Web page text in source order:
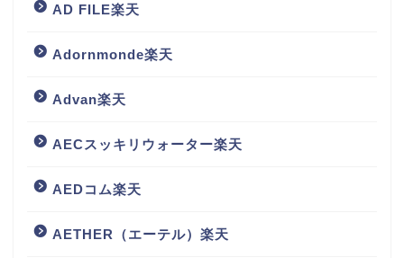
AD FILE楽天
Adornmonde楽天
Advan楽天
AECスッキリウォーター楽天
AEDコム楽天
AETHER（エーテル）楽天